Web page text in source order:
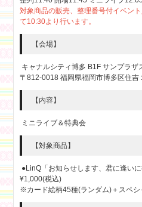
対象商品の販売、整理番号付イベン
て10:30より行います。
【会場】
キャナルシティ博多 B1F サンプラザ
〒812-0018 福岡県福岡市博多区住吉
【内容】
ミニライブ＆特典会
【対象商品】
●LinQ「お知らせします、君に逢い
¥1,000(税込)
※カード絵柄45種(ランダム)＋スペシ